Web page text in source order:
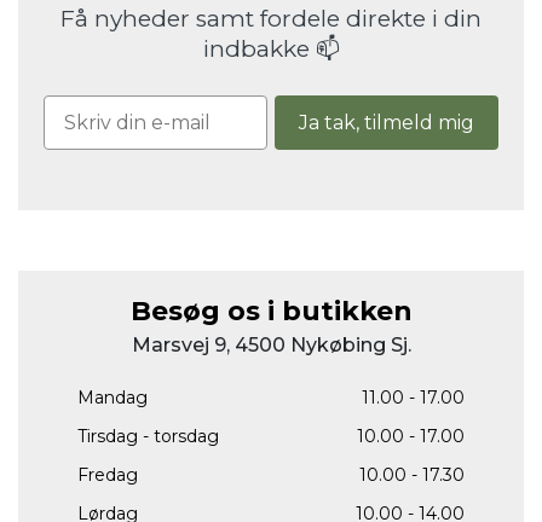
Få nyheder samt fordele direkte i din
indbakke 📫
Ja tak, tilmeld mig
Besøg os i butikken
Marsvej 9, 4500 Nykøbing Sj.
Mandag
11.00 - 17.00
Tirsdag - torsdag
10.00 - 17.00
Fredag
10.00 - 17.30
Lørdag
10.00 - 14.00